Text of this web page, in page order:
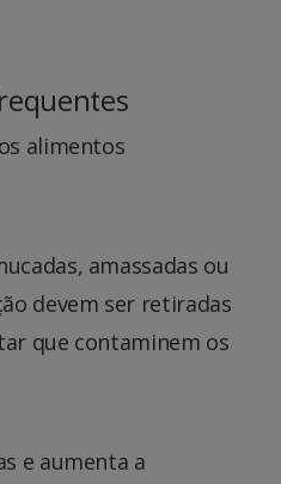
alimentos
amassadas ou
devem ser retiradas
que contaminem os
e aumenta a